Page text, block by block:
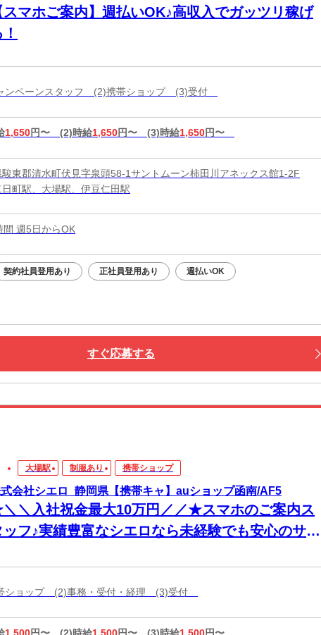
スマホご案内】週払いOK♪高収入でガッツリ稼げ
ンペーンスタッフ (2)携帯ショップ (3)受付
1,650円〜 (2)時給1,650円〜 (3)時給1,650円〜
東郡清水町伏見字泉頭58-1サントムーン柿田川アネックス館1-2F
町駅、大場駅、伊豆仁田駅
間 週5日からOK
契約社員登用あり 正社員登用あり 週払いOK
すぐ応募する
大場駅 制服あり 携帯ショップ
会社シエロ_静岡県【携帯キャ】auショップ函南/AF5
＼入社祝金最大10万円／／★スマホのご案内ス
ッフ♪実績豊富なシエロなら未経験でも安心のサポ
ショップ (2)事務・受付・経理 (3)受付